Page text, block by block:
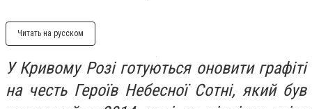
Читать на русском
У Кривому Розі готуються оновити графіті
на честь Героїв Небесної Сотні, який був